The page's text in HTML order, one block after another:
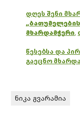
დღეს შენი
მხარდამჭერი,
წესებსა და
გაეცნო
ნიკა გვარამია